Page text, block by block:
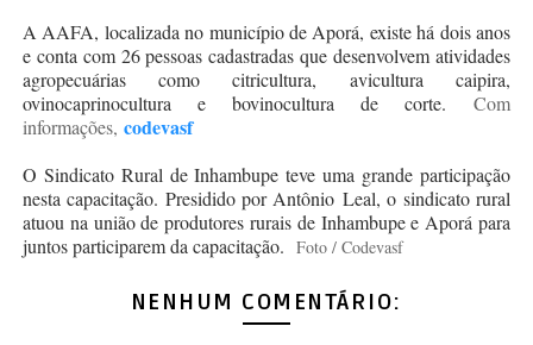
A AAFA, localizada no município de Aporá, existe há dois anos
e conta com 26 pessoas cadastradas que desenvolvem atividades
agropecuárias como citricultura, avicultura caipira,
ovinocaprinocultura e bovinocultura de corte.Com
informações, codevasf
O Sindicato Rural de Inhambupe teve uma grande participação
nesta capacitação. Presidido por Antônio Leal, o sindicato rural
atuou na união de produtores rurais de Inhambupe e Aporá para
juntos participarem da capacitação. Foto / Codevasf
NENHUM COMENTÁRIO: